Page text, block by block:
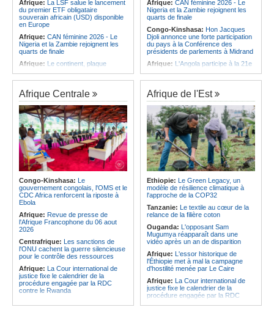
Afrique:
La LSF salue le lancement
du premier ETF obligataire
souverain africain (USD) disponible
en Europe
Afrique: CAN féminine 2026 - Le
Nigeria et la Zambie rejoignent les
quarts de finale
Afrique: Le continent, plaque
Afrique:Pourquoi l'avenir du textile
africain est bien plus prometteur que
ne le laissent penser les chiffres
Afrique:L'essor historique de
l'Éthiopie met à mal la campagne
d'hostilité menée par Le Caire
Afrique:La Cour international de
justice fixe le calendrier de la
procédure engagée par la RDC
contre le Rwanda
Afrique:Ligue des Champions de la
CAF - L'Espérance exemptée au
premier tour, le Club Africain hérite
du Djoliba AC
Afrique: Un consortium européen
développe un modèle de production
novateur pour les ingrédients
opportunité pour le pays
Afrique: CAN féminine 2026 - Le
Nigeria et la Zambie rejoignent les
quarts de finale
Congo-Kinshasa: Hon Jacques
Djoli annonce une forte participation
du pays à la Conférence des
présidents de parlements à Midrand
Afrique: L'Angola participe à la 21e
Afrique:CAN féminine - La Côte
d'Ivoire affrontera l'Algérie et le
Maroc fera face à l'Afrique du Sud
en quarts
Afrique: Revue de presse de
l'Afrique francophone du 05 août
2026
Afrique:L'Angola et l'UA préparent
le sommet sur la prévention et la
résolution des conflits
Angola:Le paiement échelonné
des services touristiques démarre
ce jeudi
Angola:Jiu-jitsu - Le pays
décroche une troisième médaille à
Afrique Centrale
Congo-Kinshasa: Le
gouvernement congolais, l'OMS et le
CDC Africa renforcent la riposte à
Ebola
Afrique: Revue de presse de
l'Afrique Francophone du 06 aout
2026
Centrafrique: Les sanctions de
l'ONU cachent la guerre silencieuse
pour le contrôle des ressources
Afrique: La Cour international de
justice fixe le calendrier de la
procédure engagée par la RDC
contre le Rwanda
Afrique de l'Est
Ethiopie: Le Green Legacy, un
modèle de résilience climatique à
l'approche de la COP32
Tanzanie: Le textile au cœur de la
relance de la filière coton
Ouganda: L'opposant Sam
Mugumya réapparaît dans une
vidéo après un an de disparition
Afrique: L'essor historique de
l'Éthiopie met à mal la campagne
d'hostilité menée par Le Caire
Afrique: La Cour international de
justice fixe le calendrier de la
procédure engagée par la RDC